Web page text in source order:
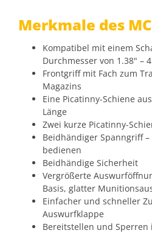
Merkmale des
Kompatibel mit einem
Durchmesser von 1.38" –
Frontgriff mit Fach zum
Magazins
Eine Picatinny-Schiene
Länge
Zwei kurze Picatinny-
Beidhändiger Spanngriff
bedienen
Beidhändige Sicherheit
Vergrößerte
Basis, glatter
Einfacher und schneller
Auswurfklappe
Bereitstellen und Sperren